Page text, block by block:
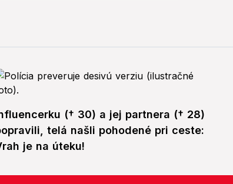
(† 30) a jej partnera († 28)
telá našli pohodené pri ceste:
je na úteku!